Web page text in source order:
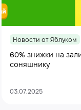
Новости от Яблуком
60% знижки на
соняшнику
03.07.2025